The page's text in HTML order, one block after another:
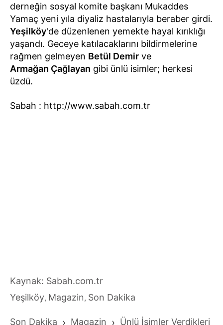
derneğin sosyal komite başkanı Mukaddes
Yamaç yeni yıla diyaliz hastalarıyla beraber girdi.
Yeşilköy'de düzenlenen yemekte hayal kırıklığı
yaşandı. Geceye katılacaklarını bildirmelerine
rağmen gelmeyen Betül Demir ve
Armağan Çağlayan gibi ünlü isimler; herkesi
üzdü.
Sabah : http://www.sabah.com.tr
Kaynak: Sabah.com.tr
Yeşilköy, Magazin, Son Dakika
Son Dakika › Magazin › Ünlü İsimler Verdikleri